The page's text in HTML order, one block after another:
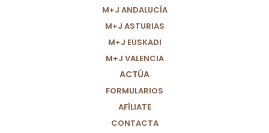
M+J ANDALUCÍA
M+J ASTURIAS
M+J EUSKADI
M+J VALENCIA
ACTÚA
FORMULARIOS
AFÍLIATE
CONTACTA